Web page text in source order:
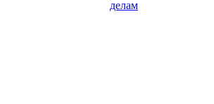
делам